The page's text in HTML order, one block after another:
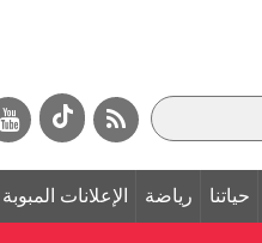
حياتنا رياضة الإعلانات المبوبة